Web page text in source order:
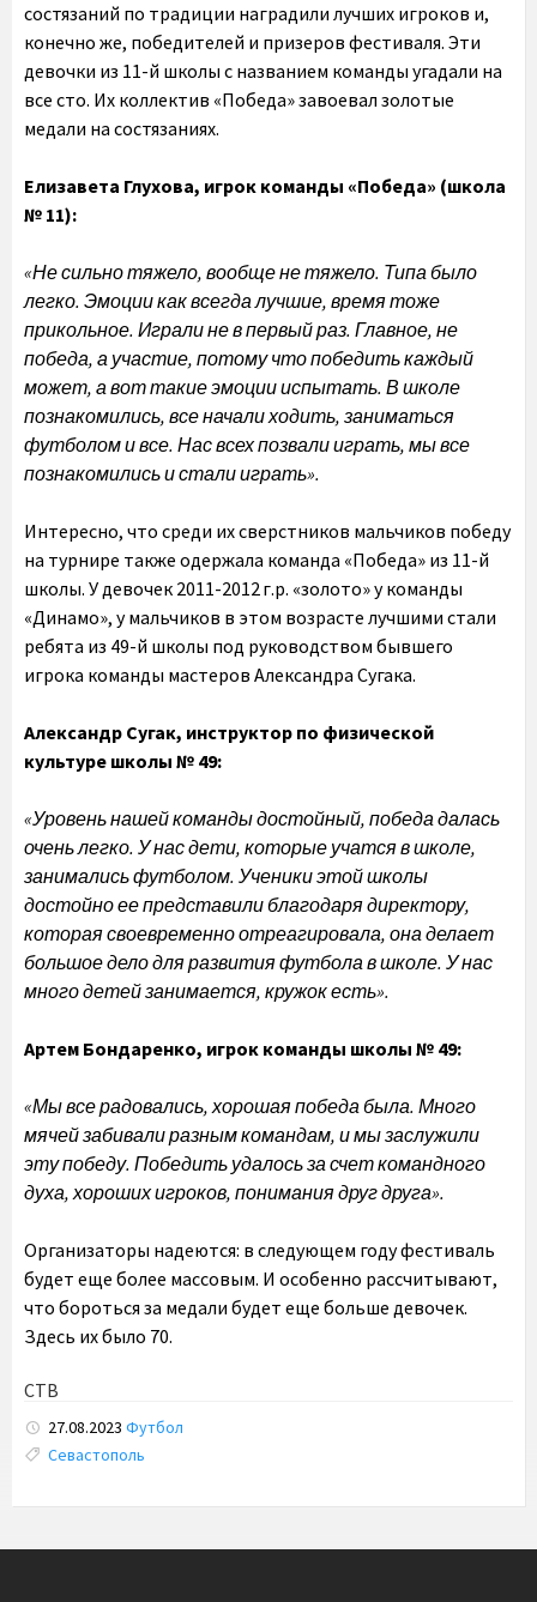
состязаний по традиции наградили лучших игроков и,
конечно же, победителей и призеров фестиваля. Эти
девочки из 11-й школы с названием команды угадали на
все сто. Их коллектив «Победа» завоевал золотые
медали на состязаниях.
Елизавета Глухова, игрок команды «Победа» (школа
№ 11):
«Не сильно тяжело, вообще не тяжело. Типа было
легко. Эмоции как всегда лучшие, время тоже
прикольное. Играли не в первый раз. Главное, не
победа, а участие, потому что победить каждый
может, а вот такие эмоции испытать. В школе
познакомились, все начали ходить, заниматься
футболом и все. Нас всех позвали играть, мы все
познакомились и стали играть».
Интересно, что среди их сверстников мальчиков победу
на турнире также одержала команда «Победа» из 11-й
школы. У девочек 2011-2012г.р. «золото» у команды
«Динамо», у мальчиков в этом возрасте лучшими стали
ребята из 49-й школы под руководством бывшего
игрока команды мастеров Александра Сугака.
Александр Сугак, инструктор по физической
культуре школы № 49:
«Уровень нашей команды достойный, победа далась
очень легко. У нас дети, которые учатся в школе,
занимались футболом. Ученики этой школы
достойно ее представили благодаря директору,
которая своевременно отреагировала, она делает
большое дело для развития футбола в школе. У нас
много детей занимается, кружок есть».
Артем Бондаренко, игрок команды школы № 49:
«Мы все радовались, хорошая победа была. Много
мячей забивали разным командам, и мы заслужили
эту победу. Победить удалось за счет командного
духа, хороших игроков, понимания друг друга».
Организаторы надеются: в следующем году фестиваль
будет еще более массовым. И особенно рассчитывают,
что бороться за медали будет еще больше девочек.
Здесь их было 70.
СТВ
27.08.2023 Футбол
Tags:
Севастополь